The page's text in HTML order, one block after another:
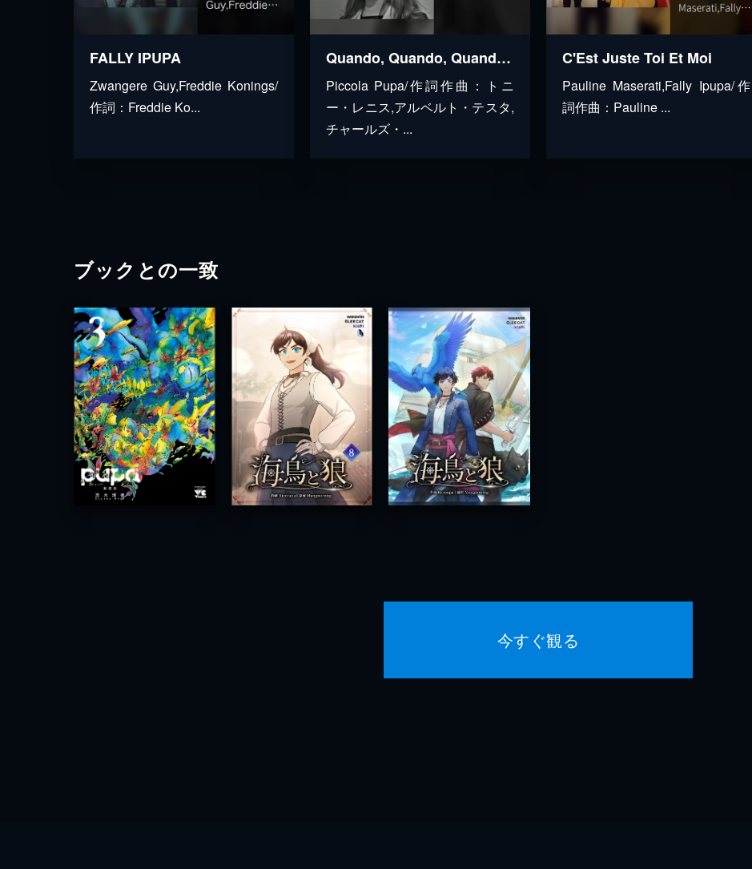
FALLY IPUPA
Zwangere Guy,Freddie Konings/
作詞：Freddie Ko...
Quando, Quando, Quando / Stessa spiaggia, stesso mare (Medley/Live On The Ed Sullivan Show, December 6, 1964)
Piccola Pupa/作詞作曲：トニ
ー・レニス,アルベルト・テスタ,
チャールズ・...
C'Est Juste Toi Et Moi
Pauline Maserati,Fally Ipupa/作
詞作曲：Pauline ...
ブックとの一致
今すぐ観る